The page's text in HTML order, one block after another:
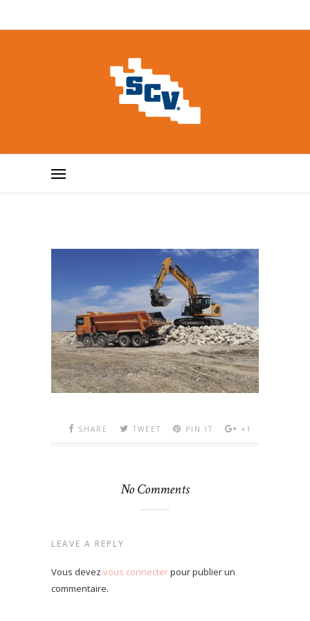
SHARE TWEET PIN IT +1
No Comments
LEAVE A REPLY
Vous devez vous connecterpour publier un
commentaire.